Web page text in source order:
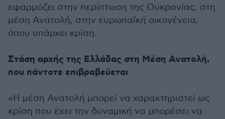
εφαρμόζει στην περίπτωση της Ουκρανίας, στη
μέση Ανατολή, στην ευρωπαϊκή οικογένεια,
όπου υπάρχει κρίση.
Στάση αρχής της Ελλάδας στη Μέση Ανατολή,
που πάντοτε επιβραβεύεται
«Η μέση Ανατολή μπορεί να χαρακτηριστεί ως
κρίση που έχει την δυναμική να μπορέσει να